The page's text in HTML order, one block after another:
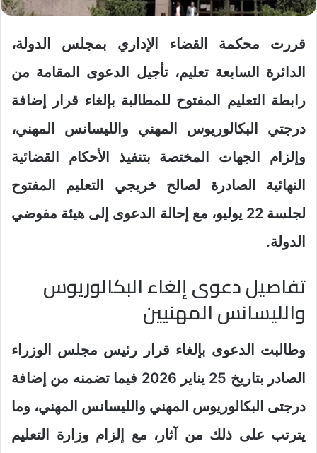
قررت محكمة القضاء الإداري بمجلس الدولة،
الدائرة السابعة تعليم، تأجيل الدعوى المقامة من
رابطة التعليم المفتوح للمطالبة بإلغاء قرار إضافة
درجتي البكالوريوس المهني والليسانس المهني،
وإلزام الجهات المختصة بتنفيذ الأحكام القضائية
النهائية الصادرة لصالح خريجي التعليم المفتوح
لجلسة 22 يوليو، مع إحالة الدعوى إلى هيئة مفوضي
الدولة.
تفاصيل دعوى إلغاء البكالوريوس
والليسانس المهنيين
وطالبت الدعوى بإلغاء قرار رئيس مجلس الوزراء
الصادر بتاريخ 25 يناير 2026 فيما تضمنه من إضافة
درجتى البكالوريوس المهني والليسانس المهني، وما
يترتب على ذلك من آثار، مع إلزام وزارة التعليم